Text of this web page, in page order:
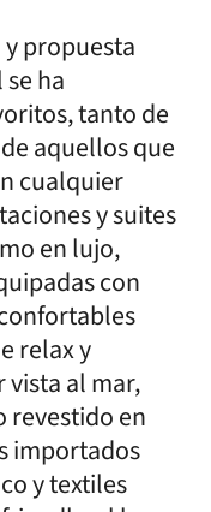
propuesta
ha
tanto de
aquellos que
cualquier
y suites
en lujo,
con
relax y
al mar,
revestido en
importados
y textiles